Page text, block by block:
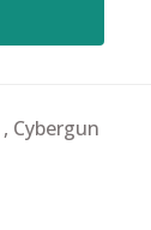
, Cybergun